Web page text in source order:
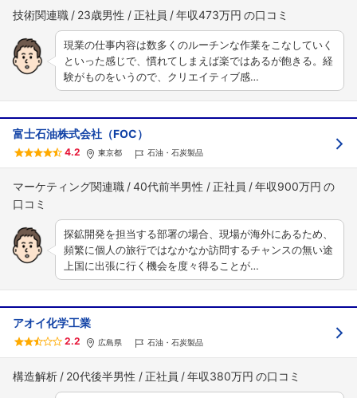
技術関連職 23歳男性 正社員 年収473万円
現業の仕事内容は数多くのルーチンな作業をこなしていく
といった感じで、慣れてしまえば楽ではあるが飽きる。経
験がものをいうので、クリエイティブ感…
富士石油株式会社（FOC）
4.2 東京都 石油・石炭製品
マーケティング関連職 40代前半男性 正社員 年収900万円
探鉱開発を担当する部署の場合、現場が海外にあるため、
頻繁に個人の旅行ではなかなか訪問するチャンスの無い途
上国に出張に行く機会を度々得ることが…
アオイ化学工業
2.2 広島県 石油・石炭製品
構造解析 20代後半男性 正社員 年収380万円